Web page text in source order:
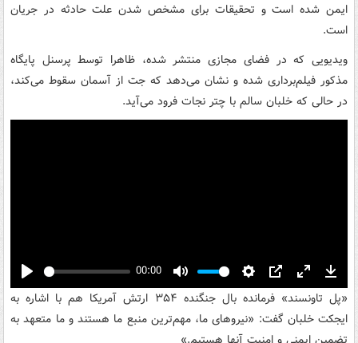
ایمن شده است و تحقیقات برای مشخص شدن علت حادثه در جریان
است.
ویدیویی که در فضای مجازی منتشر شده، ظاهرا توسط پرسنل پایگاه
مذکور فیلم‌برداری شده و نشان می‌دهد که جت از آسمان سقوط می‌کند،
در حالی که خلبان سالم با چتر نجات فرود می‌آید.
Play
00:00
Mute Settings
PIP Enter
fullscreen
«پل تاونسند» فرمانده بال جنگنده ۳۵۴ ارتش آمریکا هم با اشاره به
ایجکت خلبان گفت: «نیروهای ما، مهم‌ترین منبع ما هستند و ما متعهد به